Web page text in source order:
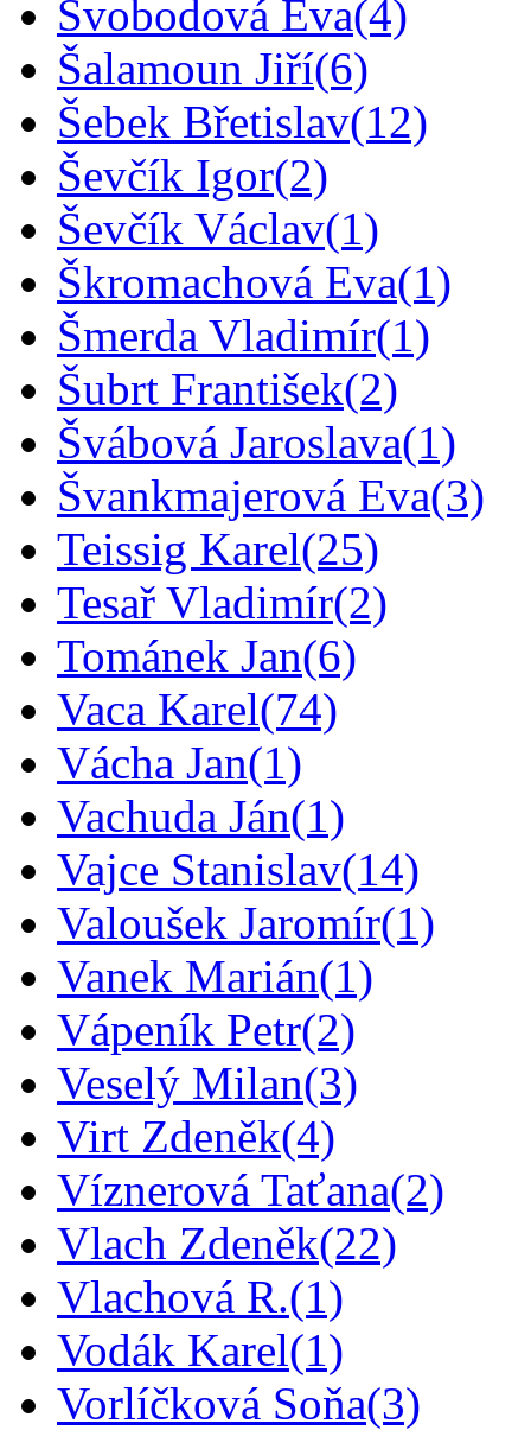
Svobodová Eva(4)
Šalamoun Jiří(6)
Šebek Břetislav(12)
Ševčík Igor(2)
Ševčík Václav(1)
Škromachová Eva(1)
Šmerda Vladimír(1)
Šubrt František(2)
Švábová Jaroslava(1)
Švankmajerová Eva(3)
Teissig Karel(25)
Tesař Vladimír(2)
Tománek Jan(6)
Vaca Karel(74)
Vácha Jan(1)
Vachuda Ján(1)
Vajce Stanislav(14)
Valoušek Jaromír(1)
Vanek Marián(1)
Vápeník Petr(2)
Veselý Milan(3)
Virt Zdeněk(4)
Víznerová Taťana(2)
Vlach Zdeněk(22)
Vlachová R.(1)
Vodák Karel(1)
Vorlíčková Soňa(3)